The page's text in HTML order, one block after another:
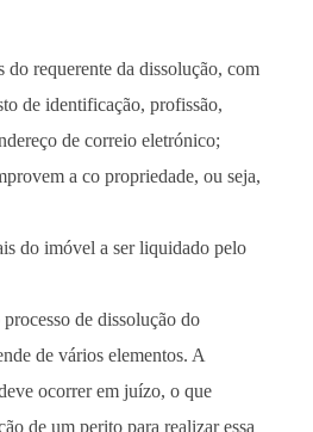
do requerente da dissolução, com
de identificação, profissão,
de correio eletrónico;
a co propriedade, ou seja,
do imóvel a ser liquidado pelo
de dissolução do
de vários elementos. A
ocorrer em juízo, o que
de um perito para realizar essa